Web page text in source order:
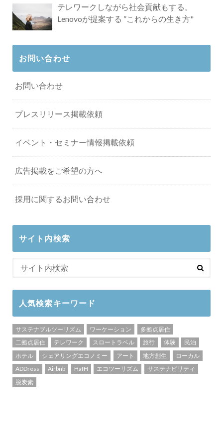
テレワークしながら社会貢献もする。
Lenovoが提案する ”これからの生き方"
お問い合わせ
お問い合わせ
プレスリリース掲載依頼
イベント・セミナー情報掲載依頼
広告掲載をご希望の方へ
採用に関するお問い合わせ
サイト内検索
人気検索キーワード
サステナブルツーリズム ワーケーション
多拠点居住
二拠点居住
テレワーク スロートラベル 旅行 体験
民泊
ホテル
シェアリングエコノミー アート 地方創生
ローカル
ADDress
Airbnb HafH エコツーリズム
サステナビリティ
脱炭素